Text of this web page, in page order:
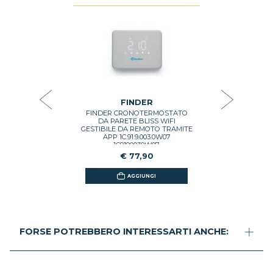
FINDER
FINDER CRONOTERMOSTATO
DA PARETE BLISS WIFI
GESTIBILE DA REMOTO TRAMITE
APP 1C.91.9.003.0W07
1C9190030W07
€ 77,90
AGGIUNGI
FORSE POTREBBERO INTERESSARTI ANCHE: